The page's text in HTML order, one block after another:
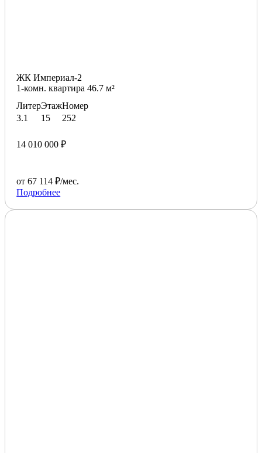
ЖК Империал-2
1-комн. квартира 46.7 м²
Литер
3.1
Этаж
15
Номер
252
14 010 000 ₽
от 67 114 ₽/мес.
Подробнее